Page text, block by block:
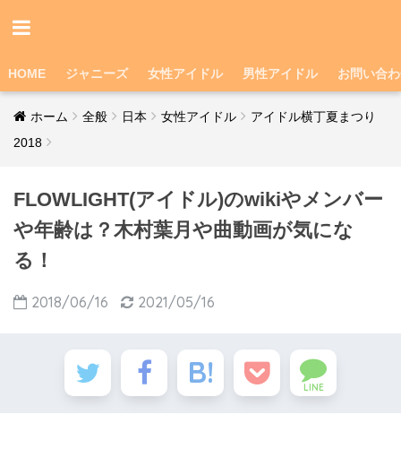
HOME ジャニーズ 女性アイドル 男性アイドル お問い合
ホーム 全般 日本 女性アイドル
アイドル横丁夏まつり
2018
FLOWLIGHT(アイドル)のwikiやメンバー
や年齢は？木村葉月や曲動画が気にな
る！
2018/06/16 2021/05/16
LINE